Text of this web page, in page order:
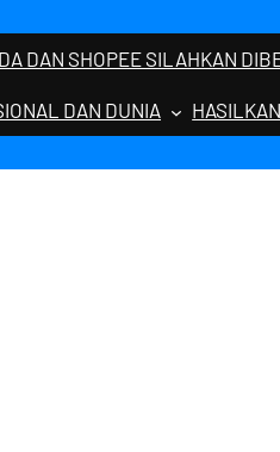
DAN SHOPEE SILAHKAN
DAN DUNIA